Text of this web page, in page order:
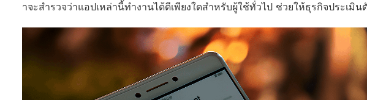
าจะสำรวจว่าแอปเหล่านี้ทำงานได้ดีเพียงใดสำหรับผู้ใช้ทั่วไป ช่วยให้ธุรกิจประเ